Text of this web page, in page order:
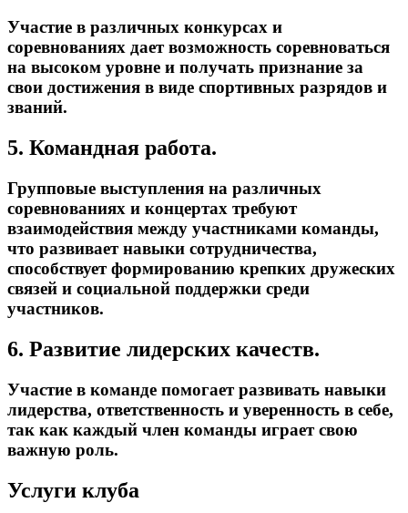
Участие в различных конкурсах и
соревнованиях дает возможность соревноваться
на высоком уровне и получать признание за
свои достижения в виде спортивных разрядов и
званий.
5. Командная работа.
Групповые выступления на различных
соревнованиях и концертах требуют
взаимодействия между участниками команды,
что развивает навыки сотрудничества,
способствует формированию крепких дружеских
связей и социальной поддержки среди
участников.
6. Развитие лидерских качеств.
Участие в команде помогает развивать навыки
лидерства, ответственность и уверенность в себе,
так как каждый член команды играет свою
важную роль.
Услуги клуба